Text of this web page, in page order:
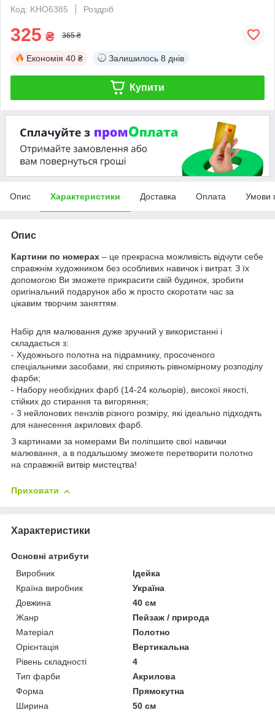
Код: KHO6385
Роздріб
325 ₴ 365 ₴
Економія 40 ₴ Залишилось 8 днів
Купити
Опис Характеристики Доставка Оплата Умови
Опис
Картини по номерах – це прекрасна можливість відчути себе
справжнім художником без особливих навичок і витрат. З їх
допомогою Ви зможете прикрасити свій будинок, зробити
оригінальний подарунок або ж просто скоротати час за
цікавим творчим заняттям.
Набір для малювання дуже зручний у використанні і
складається з:
- Художнього полотна на підрамнику, просоченого
спеціальними засобами, які сприяють рівномірному розподілу
фарби;
- Набору необхідних фарб (14-24 кольорів), високої якості,
стійких до стирання та вигоряння;
- 3 нейлонових пензлів різного розміру, які ідеально підходять
для нанесення акрилових фарб.
З картинами за номерами Ви поліпшите свої навички
малювання, а в подальшому зможете перетворити полотно
на справжній витвір мистецтва!
Приховати
Характеристики
Основні атрибути
Виробник
Ідейка
Країна виробник
Україна
Довжина
40 см
Жанр
Пейзаж / природа
Матеріал
Полотно
Орієнтація
Вертикальна
Рівень складності
4
Тип фарби
Акрилова
Форма
Прямокутна
Ширина
50 см